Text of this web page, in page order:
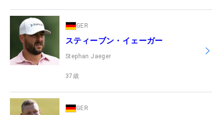
GER
スティーブン・イェーガー
Stephan Jaeger
37 歳
GER